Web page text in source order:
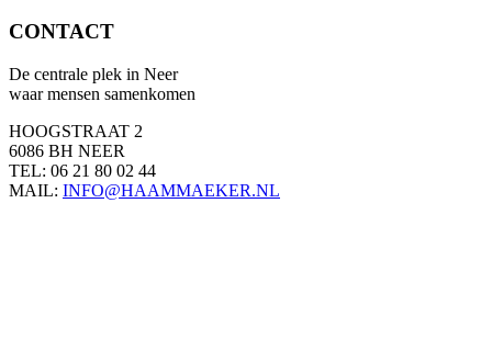
CONTACT
De centrale plek in Neer
waar mensen samenkomen
HOOGSTRAAT 2
6086 BH NEER
TEL: 06 21 80 02 44
MAIL: INFO@HAAMMAEKER.NL